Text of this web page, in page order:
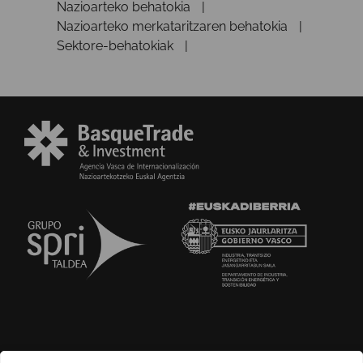
Nazioarteko behatokia
Nazioarteko merkataritzaren behatokia
Sektore-behatokiak